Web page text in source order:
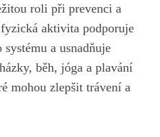
roli při prevenci a
aktivita podporuje
a usnadňuje
běh, jóga a plavání
mohou zlepšit trávení a